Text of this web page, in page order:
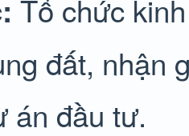
Tổ chức
đất, nhận
án đầu tư.